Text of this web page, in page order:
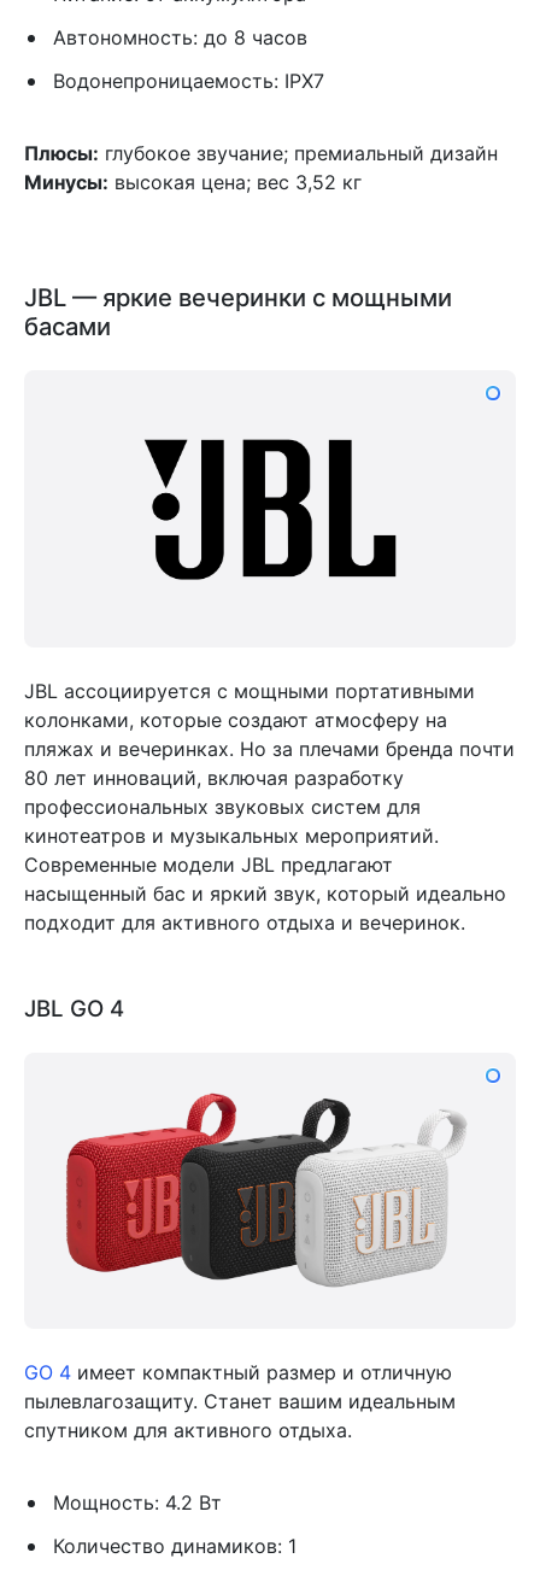
Автономность: до 8 часов
Водонепроницаемость: IPX7
Плюсы: глубокое звучание; премиальный дизайн
Минусы: высокая цена; вес 3,52 кг
JBL — яркие вечеринки с мощными
басами
JBL ассоциируется с мощными портативными
колонками, которые создают атмосферу на
пляжах и вечеринках. Но за плечами бренда почти
80 лет инноваций, включая разработку
профессиональных звуковых систем для
кинотеатров и музыкальных мероприятий.
Современные модели JBL предлагают
насыщенный бас и яркий звук, который идеально
подходит для активного отдыха и вечеринок.
JBL GO 4
GO 4 имеет компактный размер и отличную
пылевлагозащиту. Станет вашим идеальным
спутником для активного отдыха.
Мощность: 4.2 Вт
Количество динамиков: 1